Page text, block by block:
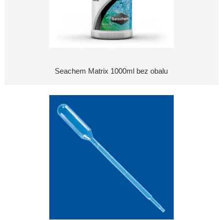
Seachem Matrix 1000ml bez obalu